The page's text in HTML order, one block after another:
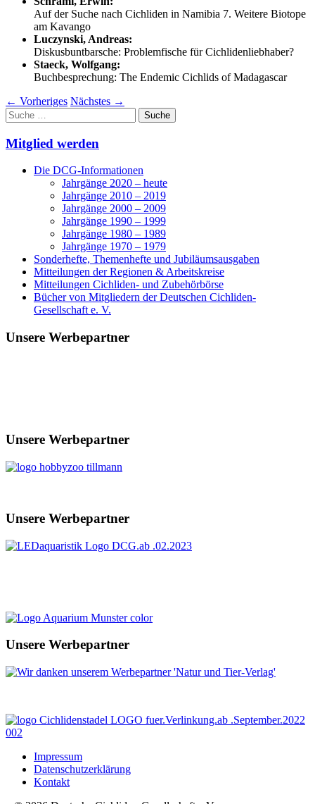
Auf der Suche nach Cichliden in Namibia 7. Weitere Biotope
am Kavango
Luczynski, Andreas:
Diskusbuntbarsche: Problemfische für Cichlidenliebhaber?
Staeck, Wolfgang:
Buchbesprechung: The Endemic Cichlids of Madagascar
← Vorheriges Nächstes →
Suche
nach:
Mitglied werden
Die DCG-Informationen
Jahrgänge 2020 – heute
Jahrgänge 2010 – 2019
Jahrgänge 2000 – 2009
Jahrgänge 1990 – 1999
Jahrgänge 1980 – 1989
Jahrgänge 1970 – 1979
Sonderhefte, Themenhefte und Jubiläumsausgaben
Mitteilungen der Regionen & Arbeitskreise
Mitteilungen Cichliden- und Zubehörbörse
Bücher von Mitgliedern der Deutschen Cichliden-
Gesellschaft e. V.
Unsere Werbepartner
Unsere Werbepartner
Unsere Werbepartner
Unsere Werbepartner
Impressum
Datenschutzerklärung
Kontakt